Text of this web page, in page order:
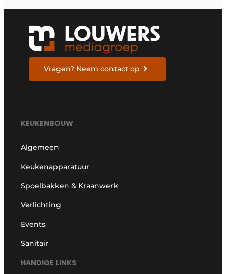
Vragen? Neem contact op
KEUKENBOUW
Algemeen
Keukenapparatuur
Spoelbakken & Kraanwerk
Verlichting
Events
Sanitair
HANDIGE LINKS